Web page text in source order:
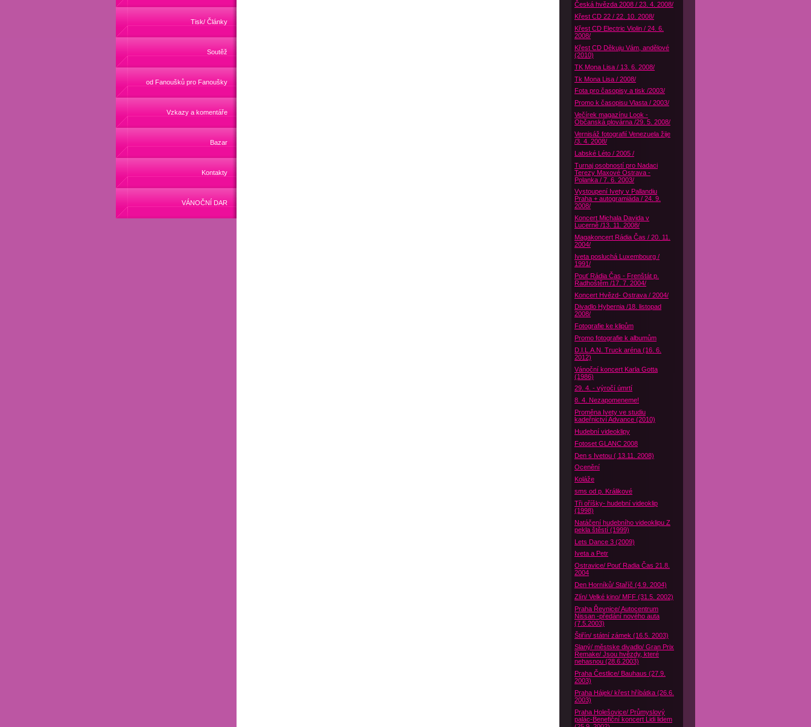
Tisk/ Články
Soutěž
od Fanoušků pro Fanoušky
Vzkazy a komentáře
Bazar
Kontakty
VÁNOČNÍ DAR
Česká hvězda 2008 / 23. 4. 2008/
Křest CD 22 / 22. 10. 2008/
Křest CD Electric Violin / 24. 6.
2008/
Křest CD Děkuju Vám, andělové
(2010)
TK Mona Lisa / 13. 6. 2008/
Tk Mona Lisa / 2008/
Fota pro časopisy a tisk /2003/
Promo k časopisu Vlasta / 2003/
Večírek magazínu Look -
Občanská plovárna /29. 5. 2008/
Vernisáž fotografií Venezuela žije
/3. 4. 2008/
Labské Léto / 2005 /
Turnaj osobností pro Nadaci
Terezy Maxové Ostrava -
Polanka / 7. 6. 2003/
Vystoupení Ivety v Pallandiu
Praha + autogramiáda / 24. 9.
2008/
Koncert Michala Davida v
Lucerně /13. 11. 2008/
Magakoncert Rádia Čas / 20. 11.
2004/
Iveta posluchá Luxembourg /
1991/
Pouť Rádia Čas - Frenštát p.
Radhoštěm /17. 7. 2004/
Koncert Hvězd- Ostrava / 2004/
Divadlo Hybernia /18. listopad
2008/
Fotografie ke klipům
Promo fotografie k albumům
D.I.L.A.N. Truck aréna (16. 6.
2012)
Vánoční koncert Karla Gotta
(1986)
29. 4. - výročí úmrtí
8. 4. Nezapomeneme!
Proměna Ivety ve studiu
kadeřnictví Advance (2010)
Hudební videoklipy
Fotoset GLANC 2008
Den s Ivetou ( 13.11. 2008)
Ocenění
Koláže
sms od p. Králikové
Tři oříšky- hudební videoklip
(1998)
Natáčení hudebního videoklipu Z
pekla štěstí (1999)
Lets Dance 3 (2009)
Iveta a Petr
Ostravice/ Pouť Radia Čas 21.8.
2004
Den Horníků/ Staříč (4.9. 2004)
Zlín/ Velké kino/ MFF (31.5. 2002)
Praha Řevnice/ Autocentrum
Nissan -předání nového auta
(7.5.2003)
Štiřín/ státní zámek (16.5. 2003)
Slaný/ městske divadlo/ Gran Prix
Remake/ Jsou hvězdy, které
nehasnou (28.6.2003)
Praha Čestlice/ Bauhaus (27.9.
2003)
Praha Hájek/ křest hříbátka (26.6.
2003)
Praha Holešovice/ Průmyslový
palác-Benefiční koncert Lidi lidem